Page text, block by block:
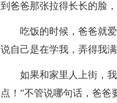
到爸爸那张拉得长长的脸
吃饭的时候，爸爸就
说自己是在学我，弄得我满
如果和家里人上街，
点！”不管说哪句话，爸爸